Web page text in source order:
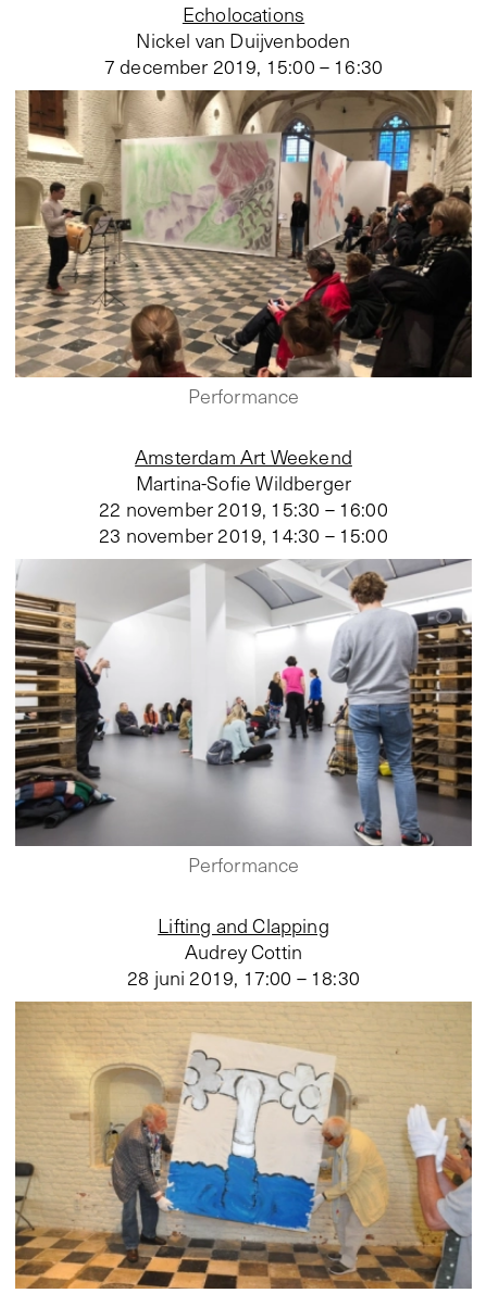
Echolocations
Nickel van Duijvenboden
7 december 2019, 15:00 – 16:30
Performance
Amsterdam Art Weekend
Martina-Sofie Wildberger
22 november 2019, 15:30 – 16:00
23 november 2019, 14:30 – 15:00
Performance
Lifting and Clapping
Audrey Cottin
28 juni 2019, 17:00 – 18:30